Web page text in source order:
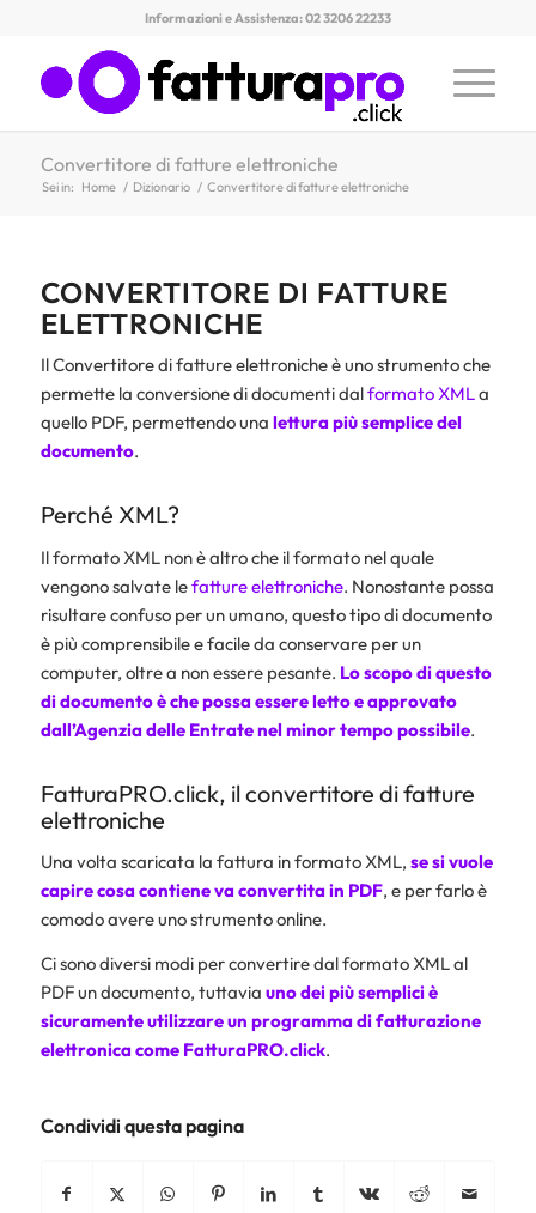
Informazioni e Assistenza: 02 3206 22233
Convertitore di fatture elettroniche
Sei in: Home / Dizionario / Convertitore di fatture elettroniche
CONVERTITORE DI FATTURE
ELETTRONICHE
Il Convertitore di fatture elettroniche è uno strumento che
permette la conversione di documenti dalformato XMLa
quello PDF, permettendo una lettura più semplice del
documento.
Perché XML?
Il formato XML non è altro che il formato nel quale
vengono salvate lefatture elettroniche. Nonostante possa
risultare confuso per un umano, questo tipo di documento
è più comprensibile e facile da conservare per un
computer, oltre a non essere pesante. Lo scopo di questo
di documento è che possa essere letto e approvato
dall’Agenzia delle Entratenel minor tempo possibile.
FatturaPRO.click, il convertitore di fatture
elettroniche
Una volta scaricata la fattura in formato XML, se si vuole
capire cosa contiene va convertita in PDF, e per farlo è
comodo avere uno strumento online.
Ci sono diversi modi per convertire dal formato XML al
PDF un documento, tuttavia uno dei più semplici è
sicuramente utilizzare un programma di fatturazione
elettronica come FatturaPRO.click.
Condividi questa pagina